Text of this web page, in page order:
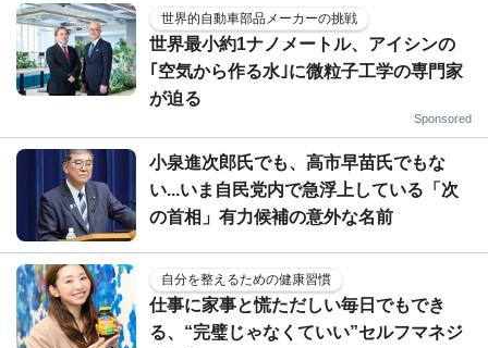
世界的自動車部品メーカーの挑戦
世界最小約1ナノメートル、アイシンの
｢空気から作る水｣に微粒子工学の専門家
が迫る
Sponsored
小泉進次郎氏でも、高市早苗氏でもな
い...いま自民党内で急浮上している「次
の首相」有力候補の意外な名前
自分を整えるための健康習慣
仕事に家事と慌ただしい毎日でもでき
る、“完璧じゃなくていい”セルフマネジ